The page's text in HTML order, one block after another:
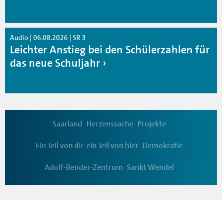
Audio | 06.08.2026 | SR 3
Leichter Anstieg bei den Schülerzahlen für
das neue Schuljahr
Saarland Herzenssache Projekte
Ein Teil von dir-ein Teil von hier Demokratie
Adolf-Bender-Zentrum Sankt Wendel